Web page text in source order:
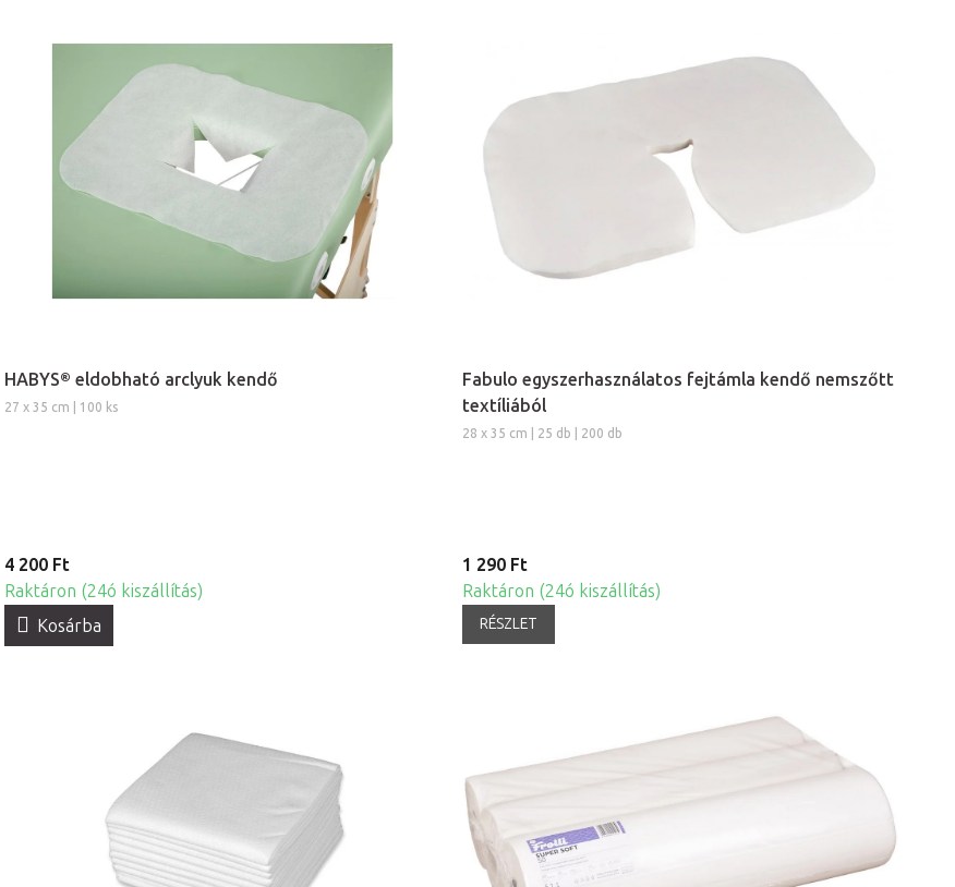
HABYS® eldobható arclyuk kendő
27 x 35 cm | 100 ks
4 200 Ft
Raktáron (24ó kiszállítás)
Kosárba
Fabulo egyszerhasználatos fejtámla kendő nemszőtt
textíliából
28 x 35 cm | 25 db | 200 db
1 290 Ft
Raktáron (24ó kiszállítás)
RÉSZLET